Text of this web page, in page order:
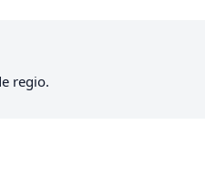
regio.